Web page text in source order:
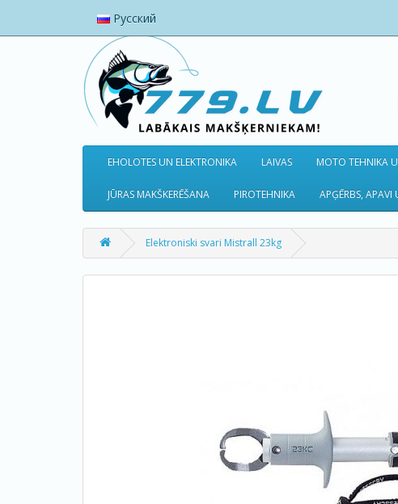
Русский
EHOLOTES UN ELEKTRONIKA LAIVAS MOTO TEHNIKA
JŪRAS MAKŠKERĒŠANA PIROTEHNIKA APĢĒRBS, APAVI
Elektroniski svari Mistrall 23kg